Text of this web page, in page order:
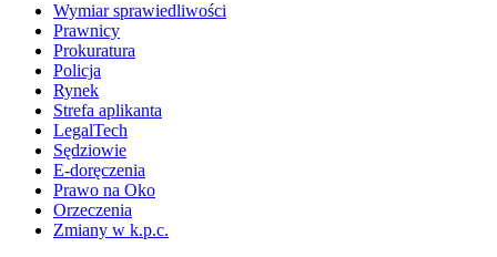
Wymiar sprawiedliwości
Prawnicy
Prokuratura
Policja
Rynek
Strefa aplikanta
LegalTech
Sędziowie
E-doręczenia
Prawo na Oko
Orzeczenia
Zmiany w k.p.c.